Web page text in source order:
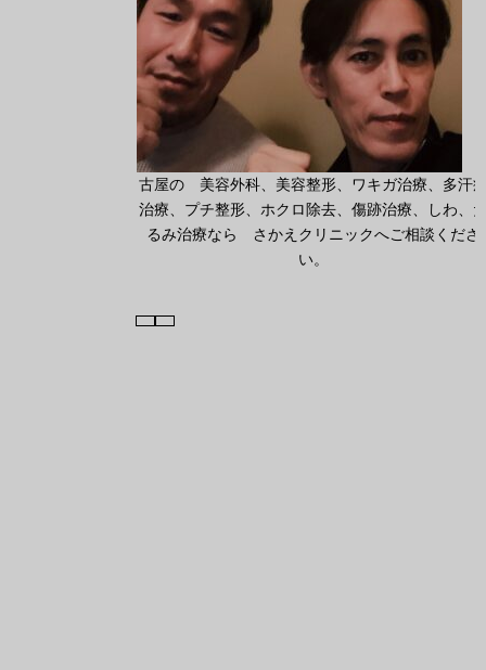
古屋の 美容外科、美容整形、ワキガ治療、多汗
治療、プチ整形、ホクロ除去、傷跡治療、しわ、
るみ治療なら さかえクリニックへご相談くださ
い。